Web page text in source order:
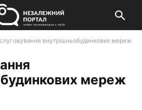
внутрішньобудинкових мереж
мереж